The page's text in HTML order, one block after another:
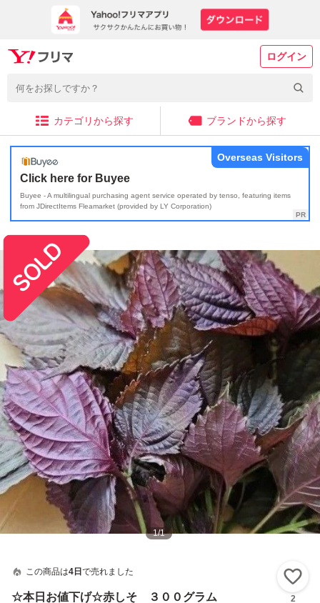
ログイン
カテゴリから探す ブランドから探す
Click here for Buyee
Buyee - A multilingual purchasing agent service operated by tenso, featuring items
from JDirectItems Fleamarket (provided by LY Corporation)
Overseas Visitors
1/1
この商品は4日 で売れました
☆本日お値下げ☆赤しそ ３００グラム 2